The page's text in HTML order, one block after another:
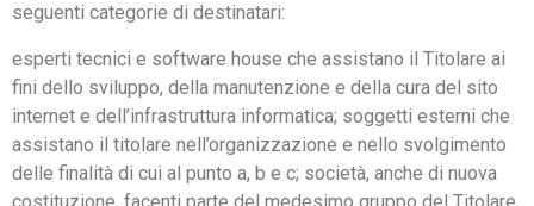
seguenti categorie di destinatari:
esperti tecnici e software house che assistano il Titolare ai
fini dello sviluppo, della manutenzione e della cura del sito
internet e dell’infrastruttura informatica; soggetti esterni che
assistano il titolare nell’organizzazione e nello svolgimento
delle finalità di cui al punto a, b e c; società, anche di nuova
costituzione, facenti parte del medesimo gruppo del Titolare.